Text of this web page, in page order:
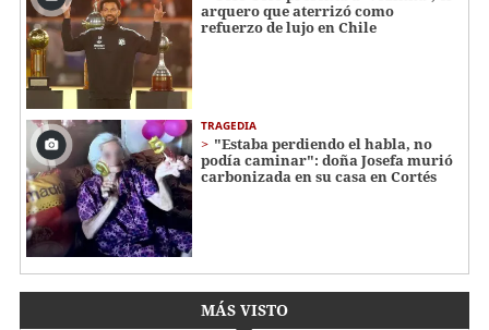
arquero que aterrizó como
refuerzo de lujo en Chile
TRAGEDIA
"Estaba perdiendo el habla, no
podía caminar": doña Josefa murió
carbonizada en su casa en Cortés
MÁS VISTO